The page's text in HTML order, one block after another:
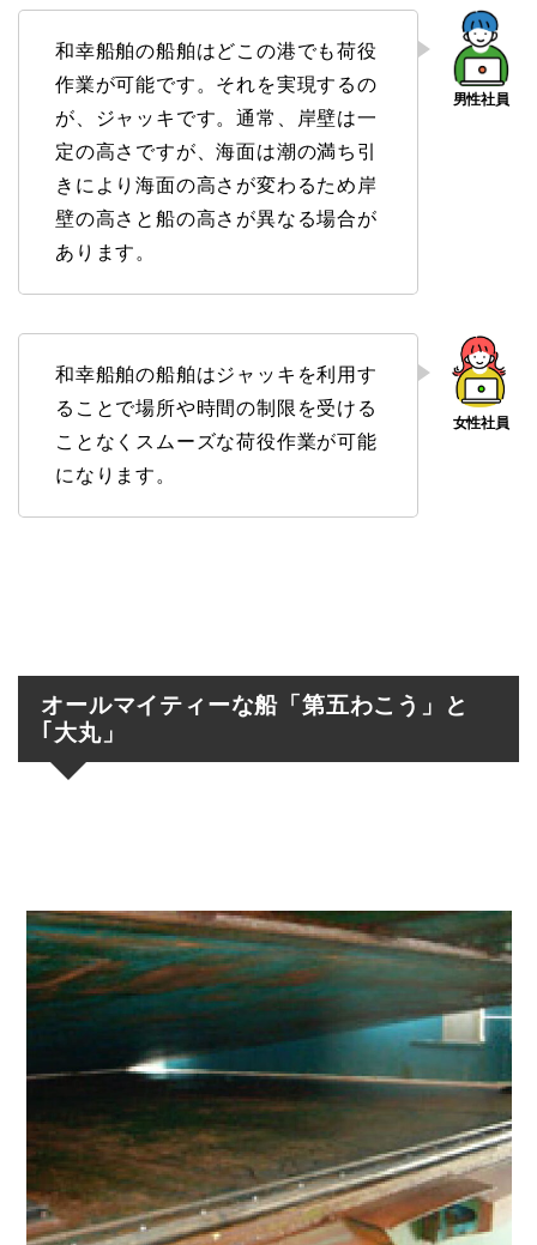
和幸船舶の船舶はどこの港でも荷役
作業が可能です。それを実現するの
が、ジャッキです。通常、岸壁は一
定の高さですが、海面は潮の満ち引
きにより海面の高さが変わるため岸
壁の高さと船の高さが異なる場合が
あります。
和幸船舶の船舶はジャッキを利用す
ることで場所や時間の制限を受ける
ことなくスムーズな荷役作業が可能
になります。
オールマイティーな船「第五わこう」と
｢大丸」